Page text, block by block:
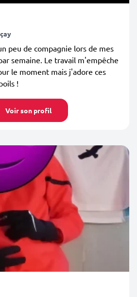
peu de compagnie lors de mes
semaine. Le travail m'empêche
le moment mais j'adore ces
!
Voir son profil